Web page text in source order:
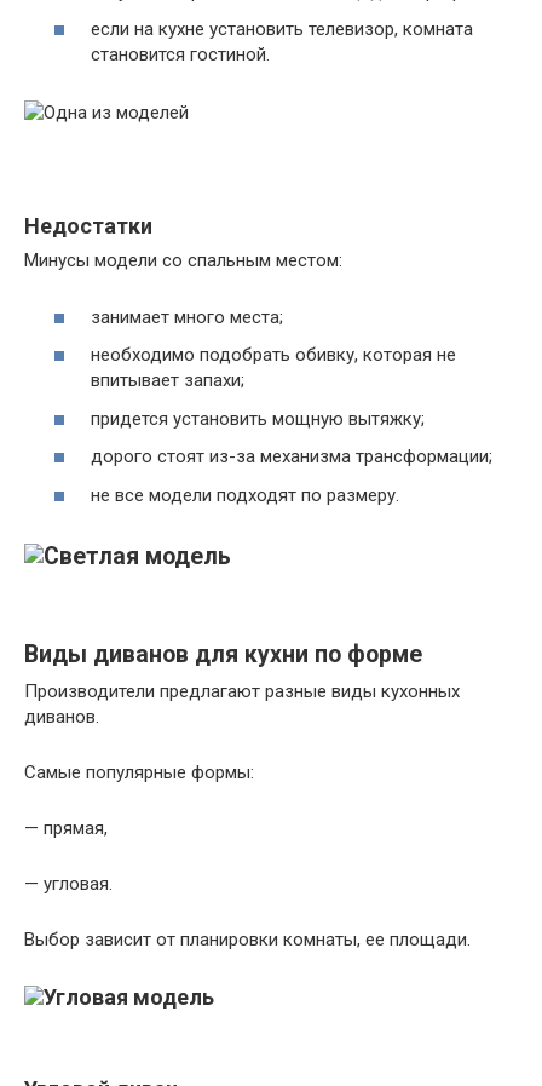
если на кухне установить телевизор, комната
становится гостиной.
Недостатки
Минусы модели со спальным местом:
занимает много места;
необходимо подобрать обивку, которая не
впитывает запахи;
придется установить мощную вытяжку;
дорого стоят из-за механизма трансформации;
не все модели подходят по размеру.
Виды диванов для кухни по форме
Производители предлагают разные виды кухонных
диванов.
Самые популярные формы:
— прямая,
— угловая.
Выбор зависит от планировки комнаты, ее площади.